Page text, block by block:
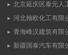
北京延庆区泰元人
河北翰欧化工有限
青海峰汉建筑有限
新疆国泰汽车有限